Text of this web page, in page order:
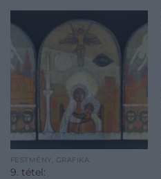
FESTMÉNY, GRAFIKA
9. tétel: